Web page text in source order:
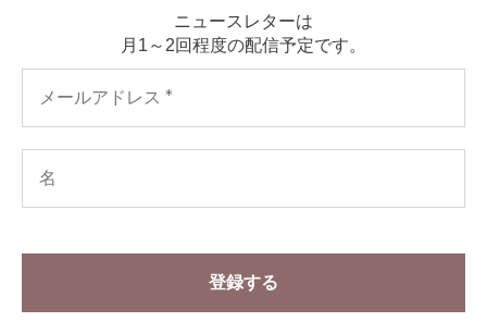
ニュースレターは
月1～2回程度の配信予定です。